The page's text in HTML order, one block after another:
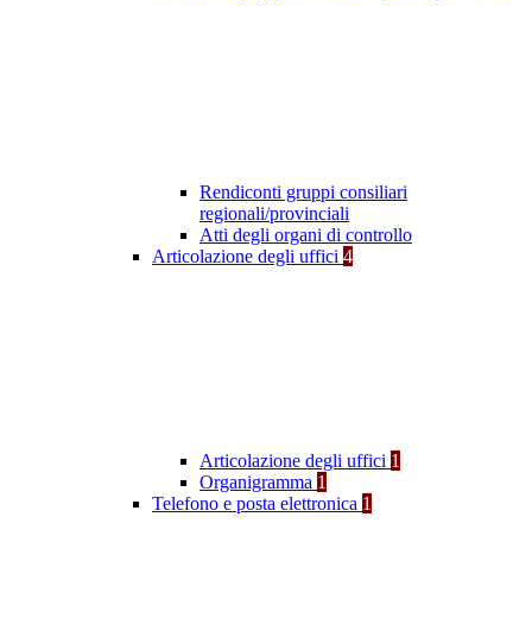
Rendiconti gruppi consiliari
regionali/provinciali
Atti degli organi di controllo
Articolazione degli uffici 4
Articolazione degli uffici 1
Organigramma 1
Telefono e posta elettronica 1